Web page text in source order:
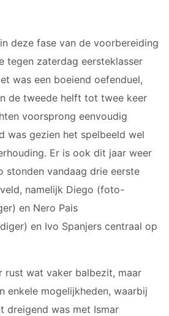
JUNIOREN
JO14-1
JO14-2
JO14-3
JO15-1
JO15-2
JO15-3
JO15-4
JO17-2
JO17-5
JO19-1
MO20-1
deze fase van de voorbereiding
tegen zaterdag eersteklasser
was een boeiend oefenduel,
de tweede helft tot twee keer
voorsprong eenvoudig
was gezien het spelbeeld wel
Er is ook dit jaar weer
stonden vandaag drie eerste
namelijk Diego (foto-
en Nero Pais
en Ivo Spanjers centraal op
rust wat vaker balbezit, maar
enkele mogelijkheden, waarbij
dreigend was met Ismar